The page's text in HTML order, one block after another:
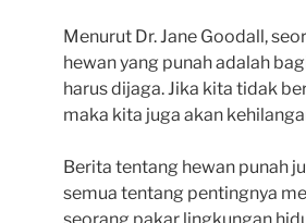
Menurut Dr. Jane Goodall,
hewan yang punah adalah
harus dijaga. Jika kita tidak
maka kita juga akan
Berita tentang hewan punah
semua tentang pentingnya